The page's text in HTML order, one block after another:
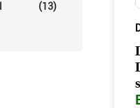
(13)